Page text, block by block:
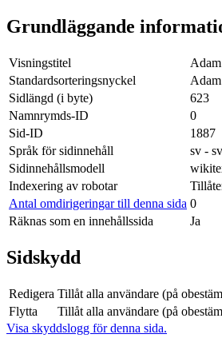
Grundläggande
Visningstitel
Standardsorteringsnyckel
Sidlängd (i byte)
623
Namnrymds-ID
0
Sid-ID
1887
Språk för sidinnehåll
sv -
Sidinnehållsmodell
Indexering av robotar
Antal omdirigeringar till denna sida 0
Räknas som en innehållssida
Ja
Sidskydd
Redigera Tillåt alla användare (på
Flytta
Tillåt alla användare (på
Visa skyddslogg för denna sida.